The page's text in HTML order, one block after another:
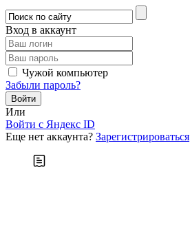
Вход в аккаунт
Чужой компьютер
Забыли пароль?
Или
Войти c Яндекс ID
Еще нет аккаунта? Зарегистрироваться